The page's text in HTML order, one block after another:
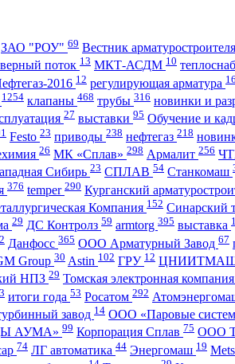
ЗАО "РОУ" 69 Вестник арматуростроителя
поток 13 МКТ-АСДМ 10
2016 12 регулирующая арматура
1254 клапаны 468 трубы 316 новинки и
27 выставки 95 Обучение и
Festo 23 приводы 238 нефтегаз 218
26 МК «Сплав» 298 Армалит 256
Сибирь 23 СПЛАВ 54 Станкомаш
376 temper 290 Курганский
Компания 152 Синарский
29 ДС Контролз 59 armtorg 395 выставка
Данфосс 365 ООО Арматурный Завод 67
Group 30 Astin 102 ГРУ 12
НПЗ 29 Томская электронная компания
итоги года 53 Росатом 292
завод 14 ООО «Паровые
АУМА» 99 Корпорация Сплав 75 ООО
74 ЛГ автоматика 44 Энергомаш 19